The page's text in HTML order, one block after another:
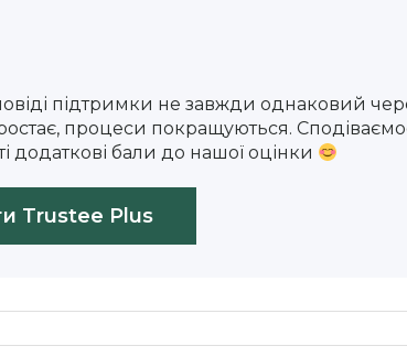
підтримки не завжди однаковий
процеси покращуються.
додаткові бали до нашої оцінки
Trustee Plus